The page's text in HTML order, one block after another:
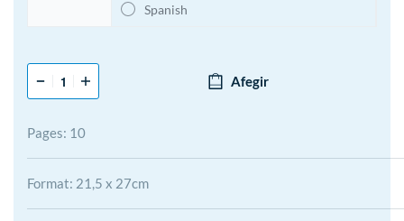
Spanish
Afegir
Pages: 10
Format: 21,5 x 27cm